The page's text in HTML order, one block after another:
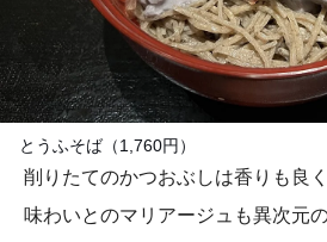
とうふそば（1,760円）
削りたてのかつおぶしは香りも良
味わいとのマリアージュも異次元